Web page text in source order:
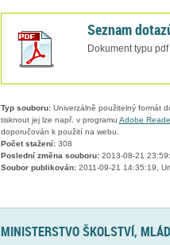
Seznam
Dokument typu
Typ souboru:Univerzálně použitelný formát
tisknout jej lze např. v programu Adobe
doporučován k použití na webu.
Počet stažení:308
Poslední změna souboru:2013-08-21
Soubor publikován:2011-09-21 14:35:19,
MINISTERSTVO ŠKOLSTVÍ,